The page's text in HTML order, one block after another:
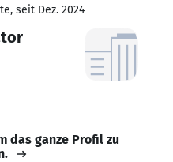
seit Dez. 2024
das ganze Profil zu